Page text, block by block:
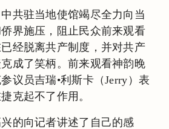
共驻当地使馆竭尽全力向当
界施压，阻止民众前来观看
经脱离共产制度，并对共产
成了笑柄。前来观看神韵晚
议员吉瑞•利斯卡（Jerry）表
克起不了作用。
的向记者讲述了自己的感